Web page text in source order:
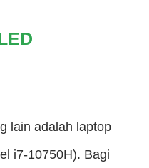
lain adalah laptop
i7-10750H). Bagi